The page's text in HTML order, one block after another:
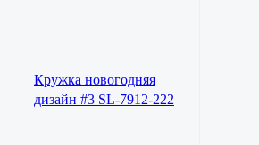
Кружка новогодняя
дизайн #3 SL-7912-222